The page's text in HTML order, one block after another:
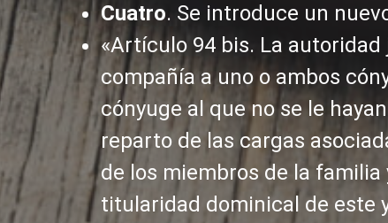
Cuatro. Se introduce un
«Artículo 94 bis. La
compañía a uno o ambos
cónyuge al que no se le
reparto de las cargas
de los miembros de la
titularidad dominical de este